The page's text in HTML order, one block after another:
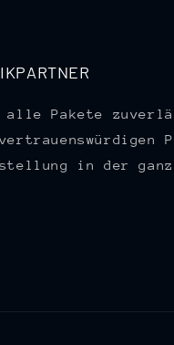
alle Pakete
in der